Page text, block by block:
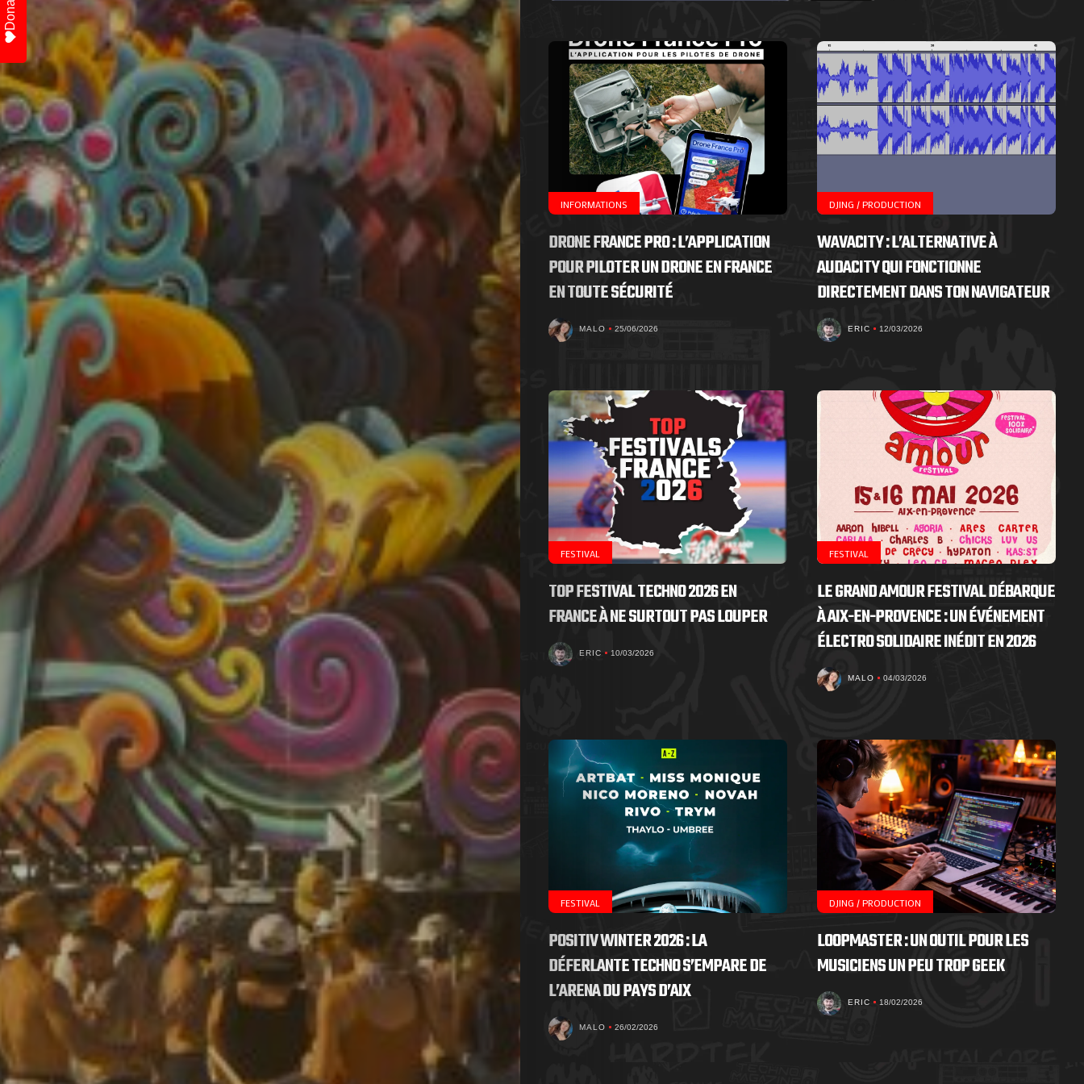
de
Nous
Contactez-
nous
!
Search
INFORMATIONS
DRONE FRANCE PRO : L’APPLICATION
POUR PILOTER UN DRONE EN FRANCE
EN TOUTE SÉCURITÉ
MALO 25/06/2026
DJING / PRODUCTION
WAVACITY : L’ALTERNATIVE À
AUDACITY QUI FONCTIONNE
DIRECTEMENT DANS TON NAVIGATEUR
ERIC 12/03/2026
FESTIVAL
TOP FESTIVAL TECHNO 2026 EN
FRANCE À NE SURTOUT PAS LOUPER
ERIC 10/03/2026
FESTIVAL
LE GRAND AMOUR FESTIVAL DÉBARQUE
À AIX-EN-PROVENCE : UN ÉVÉNEMENT
ÉLECTRO SOLIDAIRE INÉDIT EN 2026
MALO 04/03/2026
FESTIVAL
POSITIV WINTER 2026 : LA
DÉFERLANTE TECHNO S’EMPARE DE
L’ARENA DU PAYS D’AIX
MALO 26/02/2026
DJING / PRODUCTION
LOOPMASTER : UN OUTIL POUR LES
MUSICIENS UN PEU TROP GEEK
ERIC 18/02/2026
Donate